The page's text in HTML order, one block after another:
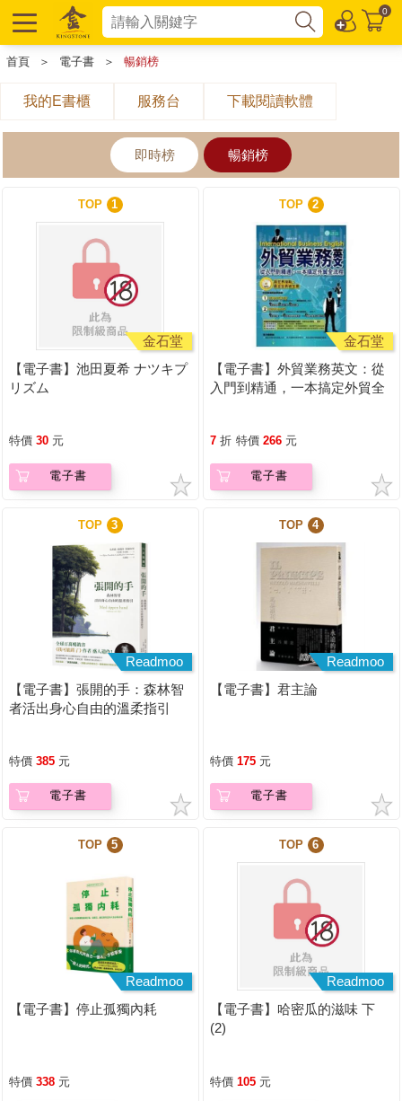
0
首頁 ＞ 電子書 ＞ 暢銷榜
我的E書櫃 服務台 下載閱讀軟體
即時榜 暢銷榜
TOP 1
金石堂
【電子書】池田夏希 ナツキプ
リズム
特價 30 元
電子書
TOP 2
金石堂
【電子書】外貿業務英文：從
入門到精通，一本搞定外貿全
7 折 特價 266 元
電子書
TOP 3
Readmoo
【電子書】張開的手：森林智
者活出身心自由的溫柔指引
特價 385 元
電子書
TOP 4
Readmoo
【電子書】君主論
特價 175 元
電子書
TOP 5
Readmoo
【電子書】停止孤獨內耗
特價 338 元
TOP 6
Readmoo
【電子書】哈密瓜的滋味 下
(2)
特價 105 元